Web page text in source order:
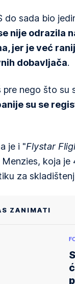
do sada bio
nije odrazila
jer je već
dobavljača.
pre nego što su
su se
je i "Flystar
Menzies, koja
za
ZANIMATI